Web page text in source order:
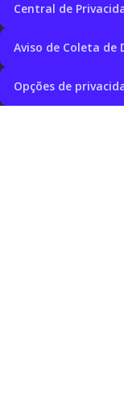
Central de
Aviso de Coleta de
Opções de